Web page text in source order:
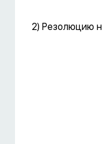
2) Резолюцию